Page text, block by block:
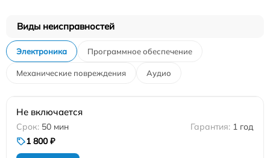
Виды неисправностей
Электроника Программное обеспечение
Механические повреждения Аудио
Не включается
50 мин
1 год
1 800 ₽